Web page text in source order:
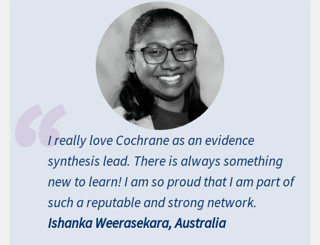
I really love Cochrane as an evidence
synthesis lead. There is always something
new to learn! I am so proud that I am part of
such a reputable and strong network.
Ishanka Weerasekara, Australia